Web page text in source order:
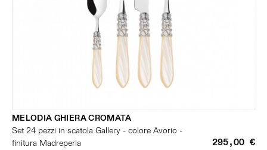
MELODIA GHIERA CROMATA
Set 24 pezzi in scatola Gallery - colore Avorio -
finitura Madreperla
295,00 €